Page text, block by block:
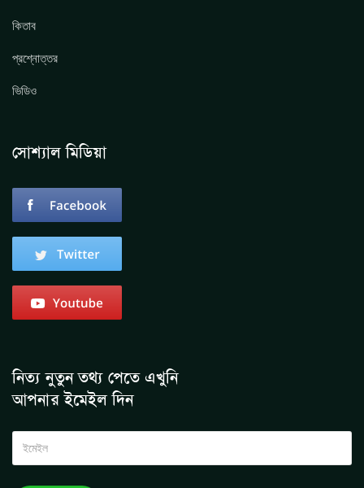
কিতাব
প্রশ্নোত্তর
ভিডিও
সোশ্যাল মিডিয়া
নিত্য নুতুন তথ্য পেতে এখুনি
আপনার ইমেইল দিন